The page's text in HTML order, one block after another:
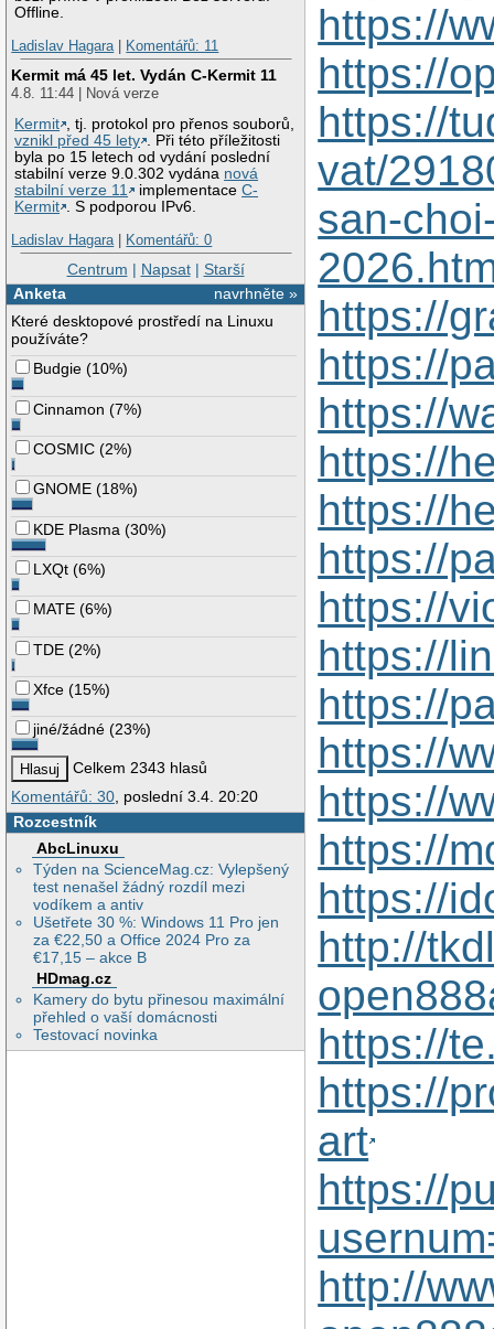
Offline.
Ladislav Hagara| Komentářů: 11
Kermit má 45 let. Vydán C-Kermit 11
4.8. 11:44 | Nová verze
Kermit , tj. protokol pro přenos souborů,
vznikl před 45 lety . Při této příležitosti
byla po 15 letech od vydání poslední
stabilní verze 9.0.302 vydána nová
stabilní verze 11
implementaceC-
Kermit . S podporou IPv6.
Ladislav Hagara| Komentářů: 0
Centrum | Napsat| Starší
navrhněte »
Anketa
Které desktopové prostředí na Linuxu
používáte?
Budgie (10%)
Cinnamon (7%)
COSMIC (2%)
GNOME (18%)
KDE Plasma (30%)
LXQt (6%)
MATE (6%)
TDE (2%)
Xfce (15%)
jiné/žádné (23%)
Celkem 2343 hlasů
Komentářů: 30 , poslední 3.4. 20:20
Rozcestník
AbcLinuxu
Týden na ScienceMag.cz: Vylepšený
test nenašel žádný rozdíl mezi
vodíkem a antiv
Ušetřete 30 %: Windows 11 Pro jen
za €22,50 a Office 2024 Pro za
€17,15 – akce B
HDmag.cz
Kamery do bytu přinesou maximální
přehled o vaší domácnosti
Testovací novinka
https://
https://
https://
vat/
san-
https://
https://
https://
https://
https://
https://
https://
https://
https://
https://
https://
https://
https://
http://
https://
https://
art
https://
http://